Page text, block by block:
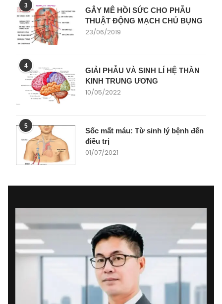
3
GÂY MÊ HỒI SỨC CHO PHẪU
THUẬT ĐỘNG MẠCH CHỦ BỤNG
23/06/2019
4
GIẢI PHẪU VÀ SINH LÍ HỆ THẦN
KINH TRUNG ƯƠNG
10/05/2022
5
Sốc mất máu: Từ sinh lý bệnh đến
điều trị
01/07/2021